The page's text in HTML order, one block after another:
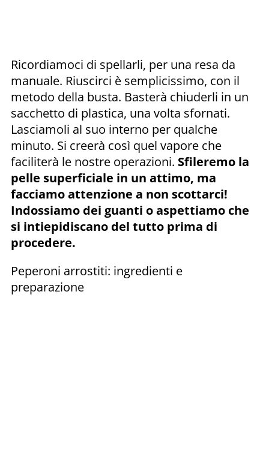
Ricordiamoci di spellarli, per una resa da
manuale. Riuscirci è semplicissimo, con il
metodo della busta. Basterà chiuderli in un
sacchetto di plastica, una volta sfornati.
Lasciamoli al suo interno per qualche
minuto. Si creerà così quel vapore che
faciliterà le nostre operazioni. Sfileremo la
pelle superficiale in un attimo, ma
facciamo attenzione a non scottarci!
Indossiamo dei guanti o aspettiamo che
si intiepidiscano del tutto prima di
procedere.
Peperoni arrostiti: ingredienti e
preparazione